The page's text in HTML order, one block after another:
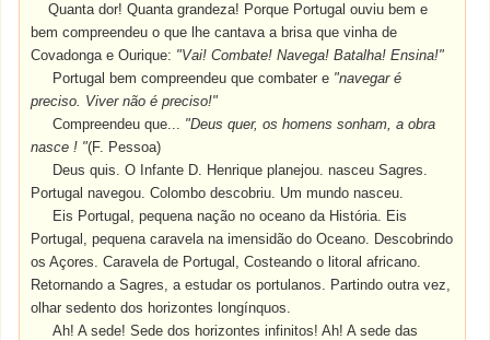
Quanta dor! Quanta grandeza! Porque Portugal ouviu bem e
bem compreendeu o que lhe cantava a brisa que vinha de
Covadonga e Ourique: "Vai! Combate! Navega! Batalha! Ensina!"
Portugal bem compreendeu que combater e "navegar é
preciso. Viver não é preciso!"
Compreendeu que... "Deus quer, os homens sonham, a obra
nasce ! "(F. Pessoa)
Deus quis. O Infante D. Henrique planejou. nasceu Sagres.
Portugal navegou. Colombo descobriu. Um mundo nasceu.
Eis Portugal, pequena nação no oceano da História. Eis
Portugal, pequena caravela na imensidão do Oceano. Descobrindo
os Açores. Caravela de Portugal, Costeando o litoral africano.
Retornando a Sagres, a estudar os portulanos. Partindo outra vez,
olhar sedento dos horizontes longínquos.
Ah! A sede! Sede dos horizontes infinitos! Ah! A sede das